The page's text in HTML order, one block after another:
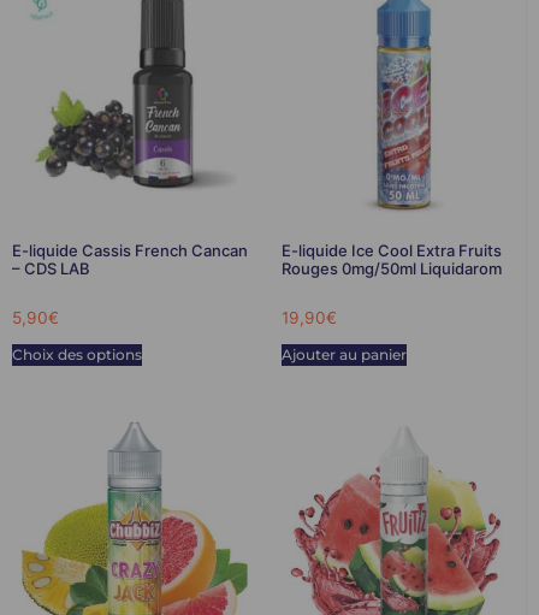
E-liquide Cassis French Cancan
– CDS LAB
5,90€
Choix des options
E-liquide Ice Cool Extra Fruits
Rouges 0mg/50ml Liquidarom
19,90€
Ajouter au panier